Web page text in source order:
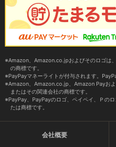
Amazon、Amazon.co.jpおよびそのロゴは
の商標です。
PayPayマネーライトが付与されます。
Amazon、Amazon.co.jp、Amazon Payお
またはその関連会社の商標です。
PayPay、PayPayのロゴ、ペイペイ、Ｐの
たは商標です。
会社概要